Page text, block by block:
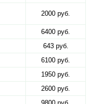
2000 руб.
6400 руб.
643 руб.
6100 руб.
1950 руб.
2600 руб.